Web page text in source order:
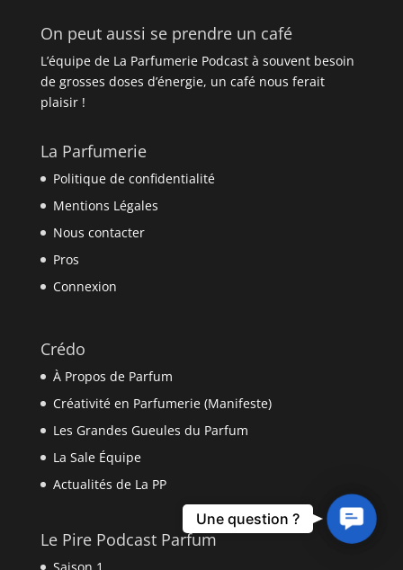
On peut aussi se prendre un café
L’équipe de La Parfumerie Podcast à souvent besoin
de grosses doses d’énergie, un café nous ferait
plaisir !
La Parfumerie
Politique de confidentialité
Mentions Légales
Nous contacter
Pros
Connexion
Crédo
À Propos de Parfum
Créativité en Parfumerie (Manifeste)
Les Grandes Gueules du Parfum
La Sale Équipe
Actualités de La PP
Le Pire Podcast Parfum
Saison 1
Contact
Us
Une question ?